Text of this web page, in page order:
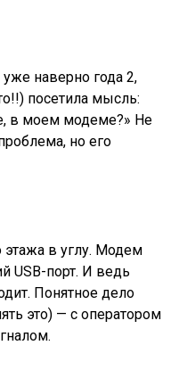
наверно года 2,
посетила мысль:
в моем модеме?» Не
но его
этажа в углу. Модем
USB-порт. И ведь
Понятное дело
это) — с оператором